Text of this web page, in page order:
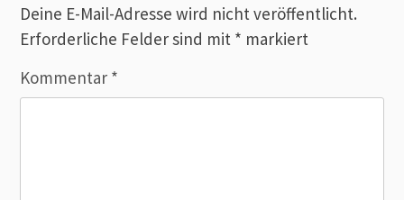
Deine E-Mail-Adresse wird nicht veröffentlicht.
Erforderliche Felder sind mit * markiert
Kommentar *